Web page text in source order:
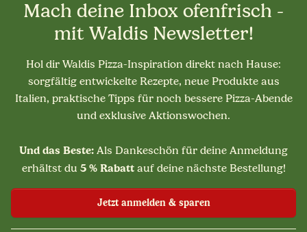
Mach deine Inbox ofenfrisch -
mit Waldis Newsletter!
Hol dir Waldis Pizza-Inspiration direkt nach Hause:
sorgfältig entwickelte Rezepte, neue Produkte aus
Italien, praktische Tipps für noch bessere Pizza-Abende
und exklusive Aktionswochen.
Und das Beste: Als Dankeschön für deine Anmeldung
erhältst du 5 % Rabattauf deine nächste Bestellung!
Jetzt anmelden & sparen